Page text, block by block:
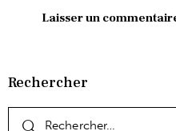
Rechercher